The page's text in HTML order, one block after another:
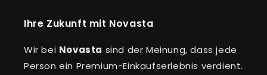
Ihre Zukunft mit Novasta
Wir bei Novasta sind der Meinung, dass jede
Person ein Premium-Einkaufserlebnis verdient.